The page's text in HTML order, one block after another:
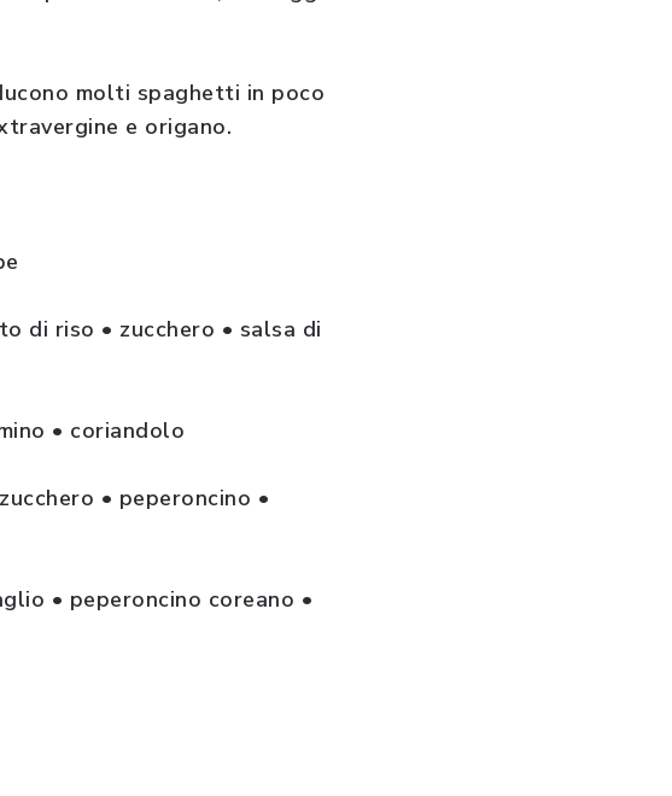
molti spaghetti in poco
e origano.
di riso • zucchero • salsa di
• coriandolo
• peperoncino •
• peperoncino coreano •